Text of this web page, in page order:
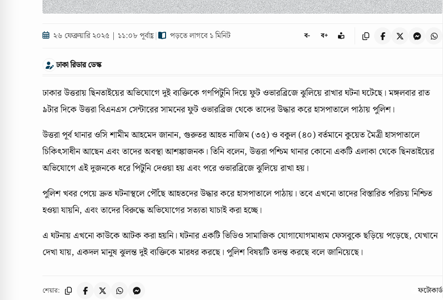
২৬ ফেব্রুয়ারি ২০২৫ | ১১:০৮ পূর্বাহ্ণ| পড়তে লাগবে ১ মিনিট ব- ব+
ঢাকা রিডার ডেস্ক
ঢাকার উত্তরায় ছিনতাইয়ের অভিযোগে দুই ব্যক্তিকে গণপিটুনি দিয়ে ফুট ওভারব্রিজে ঝুলিয়ে রাখার ঘটনা ঘটেছে। মঙ্গলবার রাত
৯টার দিকে উত্তরা বিএনএস সেন্টারের সামনের ফুট ওভারব্রিজ থেকে তাদের উদ্ধার করে হাসপাতালে পাঠায় পুলিশ।
উত্তরা পূর্ব থানার ওসি শামীম আহমেদ জানান, গুরুতর আহত নাজিম (৩৫) ও বকুল (৪০) বর্তমানে কুয়েত মৈত্রী হাসপাতালে
চিকিৎসাধীন আছেন এবং তাদের অবস্থা আশঙ্কাজনক। তিনি বলেন, উত্তরা পশ্চিম থানার কোনো একটি এলাকা থেকে ছিনতাইয়ের
অভিযোগে এই দুজনকে ধরে পিটুনি দেওয়া হয় এবং পরে ওভারব্রিজে ঝুলিয়ে রাখা হয়।
পুলিশ খবর পেয়ে দ্রুত ঘটনাস্থলে পৌঁছে আহতদের উদ্ধার করে হাসপাতালে পাঠায়। তবে এখনো তাদের বিস্তারিত পরিচয় নিশ্চিত
হওয়া যায়নি, এবং তাদের বিরুদ্ধে অভিযোগের সত্যতা যাচাই করা হচ্ছে।
এ ঘটনায় এখনো কাউকে আটক করা হয়নি। ঘটনার একটি ভিডিও সামাজিক যোগাযোগমাধ্যম ফেসবুকে ছড়িয়ে পড়েছে, যেখানে
দেখা যায়, একদল মানুষ ঝুলন্ত দুই ব্যক্তিকে মারধর করছে। পুলিশ বিষয়টি তদন্ত করছে বলে জানিয়েছে।
শেয়ার: ফটোকার্ড